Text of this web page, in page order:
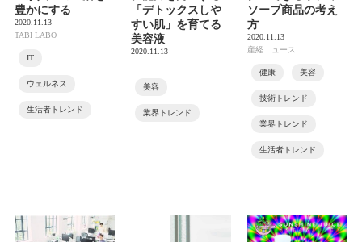
豊かにする
2020.11.13
TABI LABO
IT
ウェルネス
生活者トレンド
「デトックスしや
すい肌」を育てる
美容液
2020.11.13
美容
業界トレンド
ソープ商品の考え
方
2020.11.13
産経ニュース
健康 美容
技術トレンド
業界トレンド
生活者トレンド